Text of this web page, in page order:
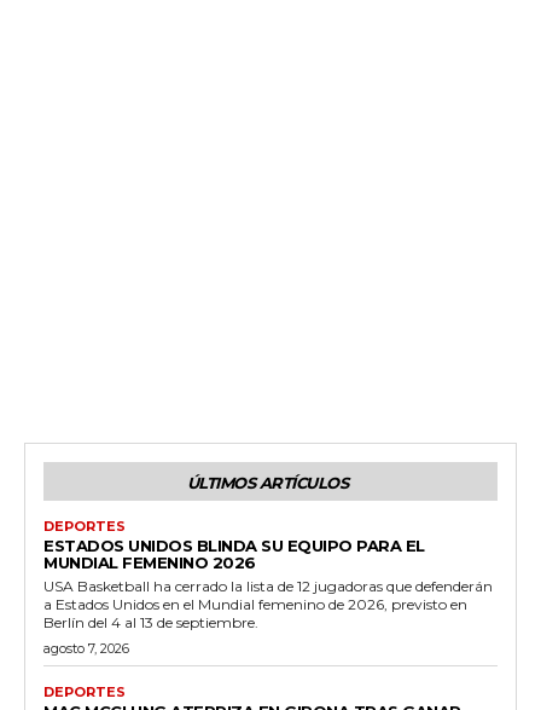
ÚLTIMOS ARTÍCULOS
DEPORTES
ESTADOS UNIDOS BLINDA SU EQUIPO PARA EL
MUNDIAL FEMENINO 2026
USA Basketball ha cerrado la lista de 12 jugadoras que defenderán
a Estados Unidos en el Mundial femenino de 2026, previsto en
Berlín del 4 al 13 de septiembre.
agosto 7, 2026
DEPORTES